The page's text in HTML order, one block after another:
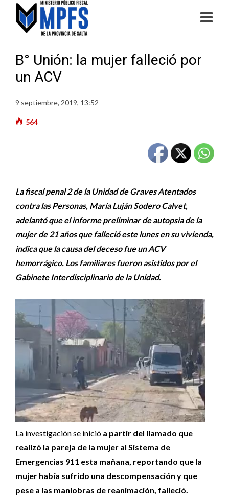
B° Unión: la mujer falleció por
un ACV
9 septiembre, 2019, 13:52
564
La fiscal penal 2 de la Unidad de Graves Atentados
contra las Personas, María Luján Sodero Calvet,
adelantó que el informe preliminar de autopsia de la
mujer de 21 años que falleció este lunes en su vivienda,
indica que la causa del deceso fue un ACV
hemorrágico. Los familiares fueron asistidos por el
Gabinete Interdisciplinario de la Unidad.
La investigación se inició a partir del llamado que
realizó la pareja de la mujer al Sistema de
Emergencias 911 esta mañana, reportando que la
mujer había sufrido una descompensación y que
pese a las maniobras de reanimación, falleció.